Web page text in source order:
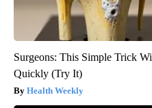
Surgeons: This Simple Trick
Quickly (Try It)
Health Weekly